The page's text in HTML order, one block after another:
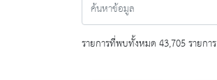
รายการที่พบทั้งหมด 43,705 รายการ